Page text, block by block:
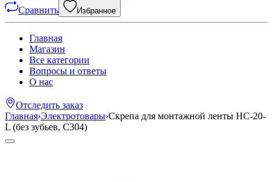
Сравнить Избранное
Главная
Магазин
Все категории
Вопросы и ответы
О нас
Отследить заказ
Главная›Электротовары›Скрепа для монтажной ленты НС-20-
L (без зубьев, C304)